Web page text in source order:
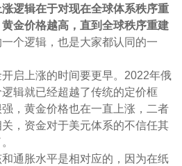
逻辑在于对现在全球体系秩序重
金价格越高，直到全球秩序重建
个逻辑，也是大家都认同的一
启上涨的时间要更早。2022年俄
辑就已经超越了传统的定价框
，黄金价格也在一直上涨，二者
，资金对于美元体系的不信任其
通胀水平是相对应的，因为在纸